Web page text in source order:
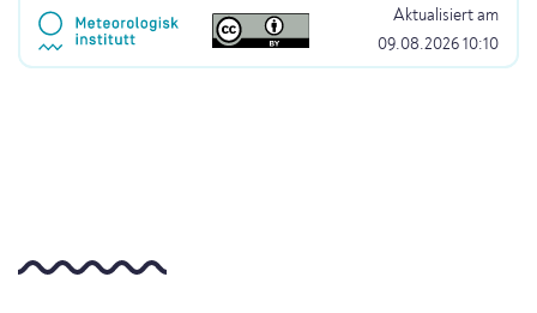
Aktualisiert am
09.08.2026 10:10